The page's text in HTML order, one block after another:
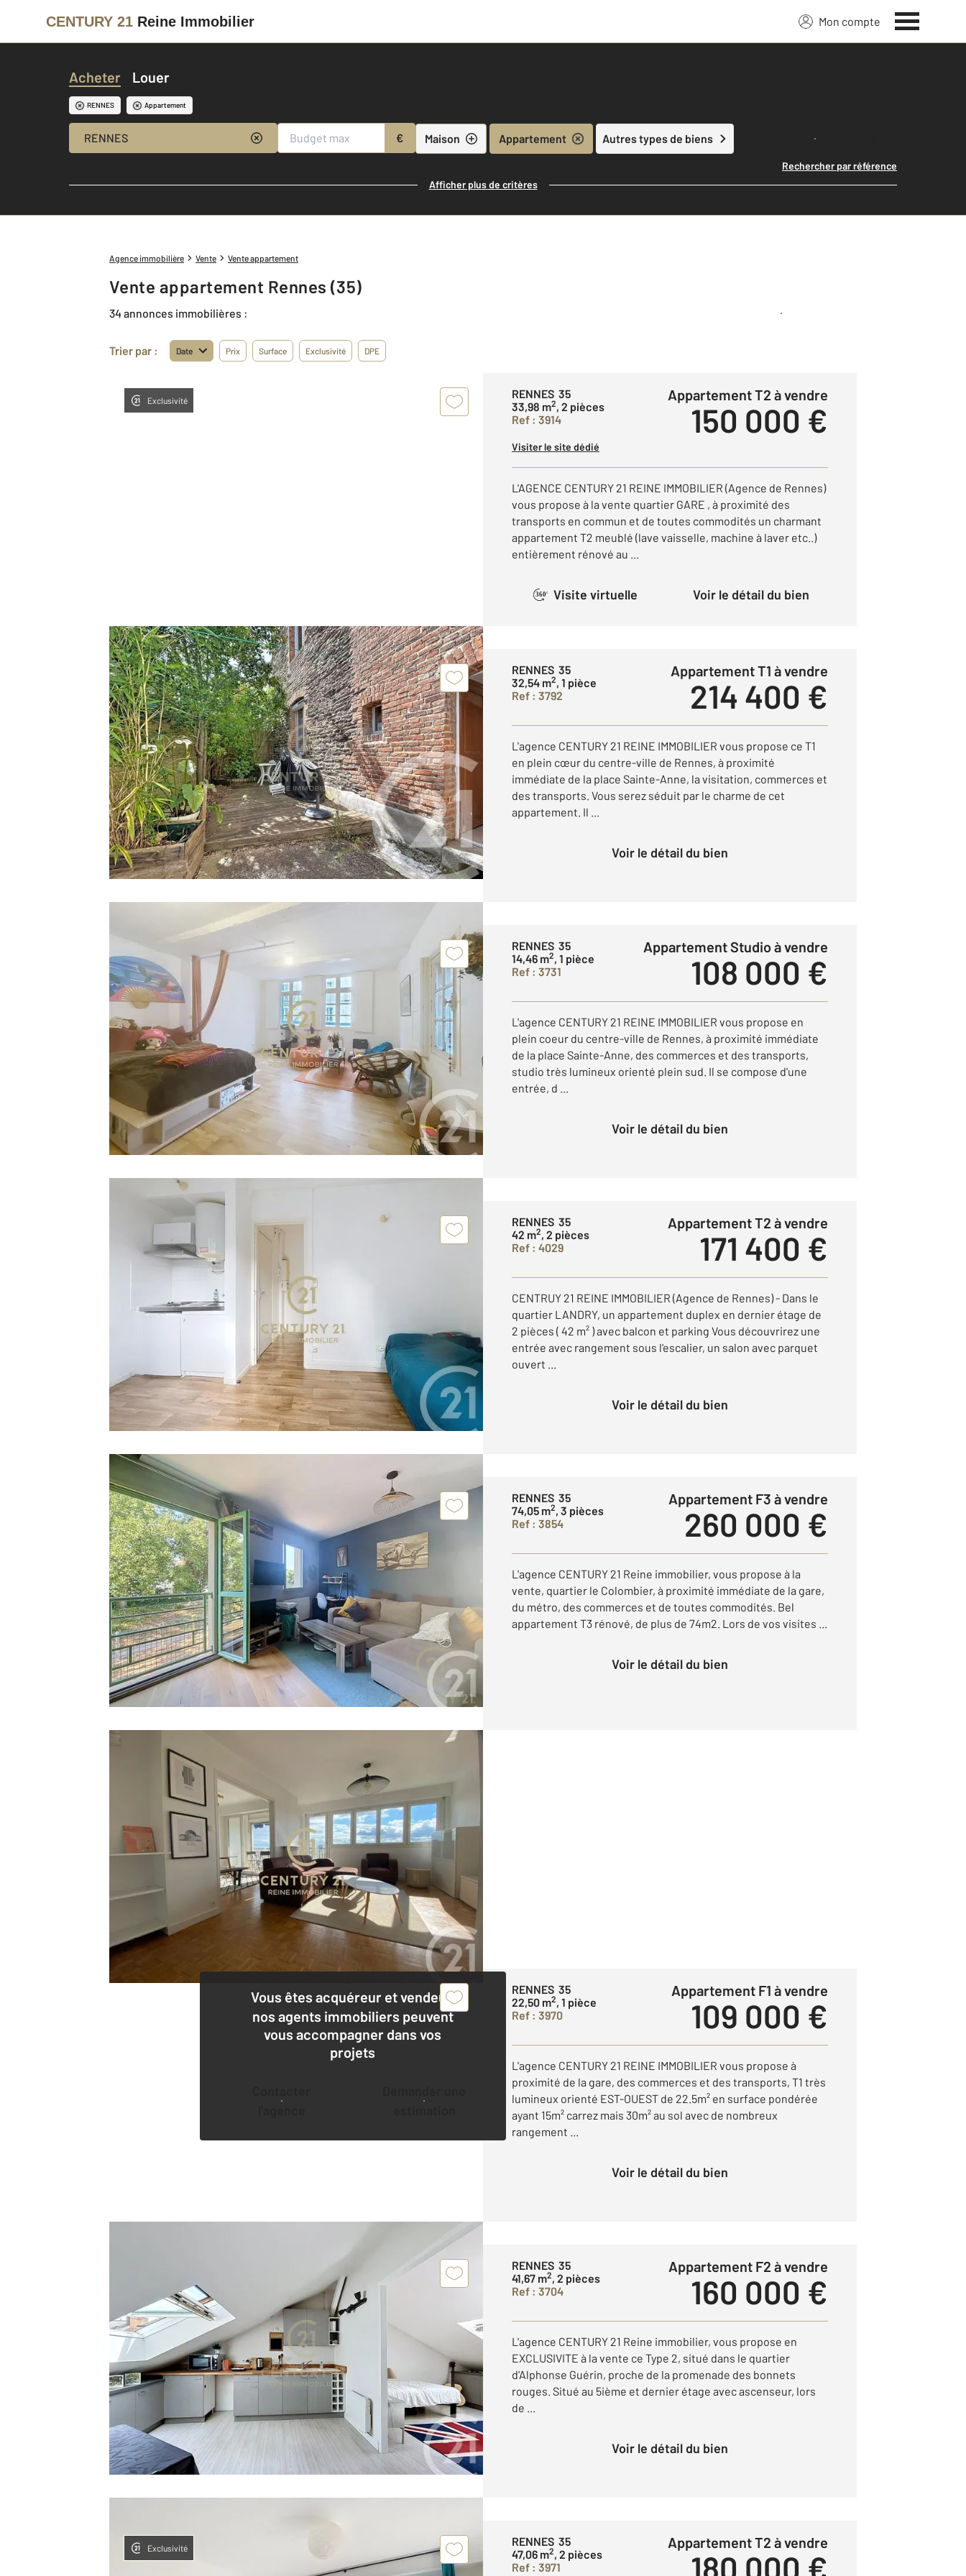
CENTURY 21 Reine Immobilier Mon compte
Acheter Louer
RENNES Appartement
RENNES € Maison Appartement Autres types de biens Lancer ma recherche
Rechercher par référence
Afficher plus de critères
Agence immobilière Vente Vente appartement
Vente appartement Rennes (35)
34 annonces immobilières : Créer une alerte
Trier par : Date Prix Surface Exclusivité DPE
Exclusivité
RENNES 35
33,98 m2, 2 pièces
Ref : 3914
Appartement T2 à vendre
150 000 €
Visiter le site dédié
L'AGENCE CENTURY 21 REINE IMMOBILIER (Agence de Rennes)
vous propose à la vente quartier GARE , à proximité des
transports en commun et de toutes commodités un charmant
appartement T2 meublé (lave vaisselle, machine à laver etc..)
entièrement rénové au ...
360° Visite virtuelle Voir le détail du bien
RENNES 35
32,54 m2, 1 pièce
Ref : 3792
Appartement T1 à vendre
214 400 €
L'agence CENTURY 21 REINE IMMOBILIER vous propose ce T1
en plein cœur du centre-ville de Rennes, à proximité
immédiate de la place Sainte-Anne, la visitation, commerces et
des transports. Vous serez séduit par le charme de cet
appartement. Il ...
Voir le détail du bien
RENNES 35
14,46 m2, 1 pièce
Ref : 3731
Appartement Studio à vendre
108 000 €
L'agence CENTURY 21 REINE IMMOBILIER vous propose en
plein coeur du centre-ville de Rennes, à proximité immédiate
de la place Sainte-Anne, des commerces et des transports,
studio très lumineux orienté plein sud. Il se compose d'une
entrée, d ...
Voir le détail du bien
RENNES 35
42 m2, 2 pièces
Ref : 4029
Appartement T2 à vendre
171 400 €
CENTRUY 21 REINE IMMOBILIER (Agence de Rennes) - Dans le
quartier LANDRY, un appartement duplex en dernier étage de
2 pièces ( 42 m² ) avec balcon et parking Vous découvrirez une
entrée avec rangement sous l'escalier, un salon avec parquet
ouvert ...
Voir le détail du bien
RENNES 35
74,05 m2, 3 pièces
Ref : 3854
Appartement F3 à vendre
260 000 €
L'agence CENTURY 21 Reine immobilier, vous propose à la
vente, quartier le Colombier, à proximité immédiate de la gare,
du métro, des commerces et de toutes commodités. Bel
appartement T3 rénové, de plus de 74m2. Lors de vos visites ...
Voir le détail du bien
Vous êtes acquéreur et vendeur,
nos agents immobiliers peuvent
vous accompagner dans vos
projets
RENNES 35
22,50 m2, 1 pièce
Ref : 3970
Appartement F1 à vendre
109 000 €
L'agence CENTURY 21 REINE IMMOBILIER vous propose à
proximité de la gare, des commerces et des transports, T1 très
lumineux orienté EST-OUEST de 22.5m² en surface pondérée
ayant 15m² carrez mais 30m² au sol avec de nombreux
rangement ...
Voir le détail du bien
RENNES 35
41,67 m2, 2 pièces
Ref : 3704
Appartement F2 à vendre
160 000 €
L'agence CENTURY 21 Reine immobilier, vous propose en
EXCLUSIVITE à la vente ce Type 2, situé dans le quartier
d'Alphonse Guérin, proche de la promenade des bonnets
rouges. Situé au 5ième et dernier étage avec ascenseur, lors
de ...
Voir le détail du bien
Exclusivité
RENNES 35
47,06 m2, 2 pièces
Ref : 3971
Appartement T2 à vendre
180 000 €